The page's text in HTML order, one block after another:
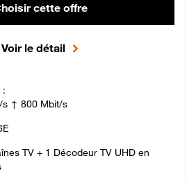
cette offre
Voir le détail
:
↑ 800 Mbit/s
TV + 1 Décodeur TV UHD en